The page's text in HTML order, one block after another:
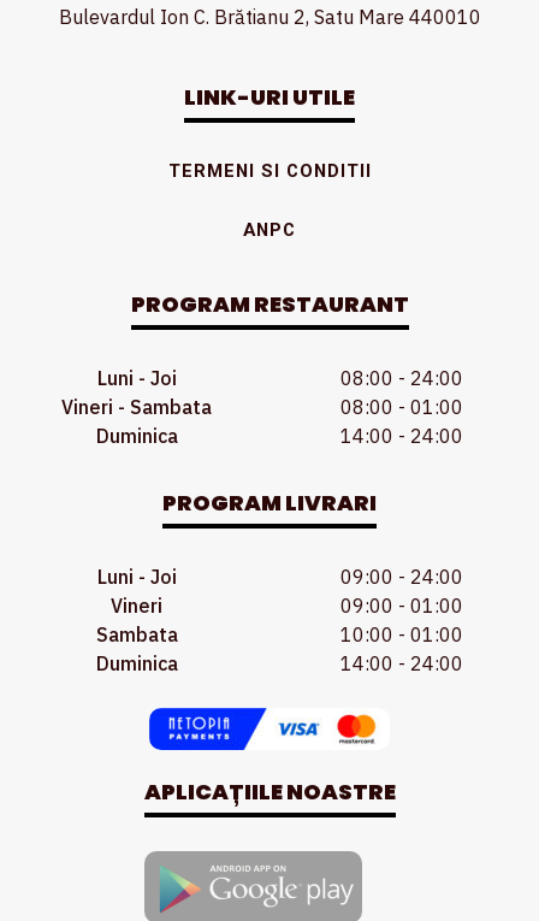
Bulevardul Ion C. Brătianu 2, Satu Mare 440010
LINK-URI UTILE
TERMENI SI CONDITII
ANPC
PROGRAM RESTAURANT
Luni - Joi
08:00 - 24:00
Vineri - Sambata
08:00 - 01:00
Duminica
14:00 - 24:00
PROGRAM LIVRARI
Luni - Joi
09:00 - 24:00
Vineri
09:00 - 01:00
Sambata
10:00 - 01:00
Duminica
14:00 - 24:00
APLICAȚIILE NOASTRE